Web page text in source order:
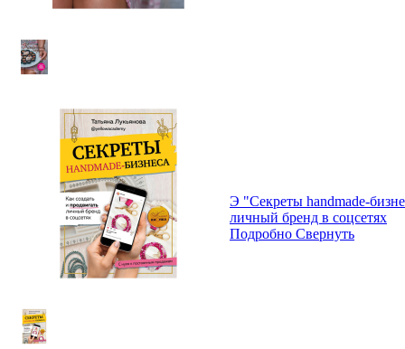
Э "Секреты handmade-
личный бренд в соцсетях
Подробно Свернуть